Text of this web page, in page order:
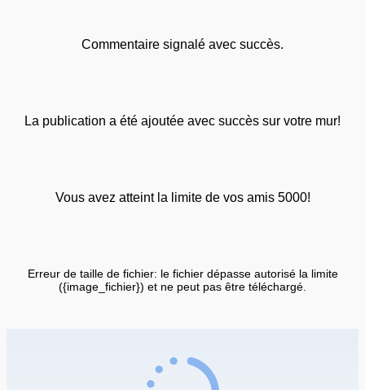
Commentaire signalé avec succès.
La publication a été ajoutée avec succès sur votre mur!
Vous avez atteint la limite de vos amis 5000!
Erreur de taille de fichier: le fichier dépasse autorisé la limite
({image_fichier}) et ne peut pas être téléchargé.